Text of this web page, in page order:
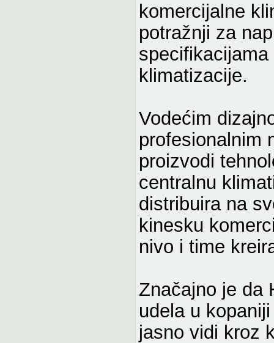
komercijalne
potražnji za
klimatizacije.
Vodećim
profesionalnim
proizvodi
centralnu
distribuira na
kinesku
nivo i time
Značajno je da
udela u
jasno vidi kroz